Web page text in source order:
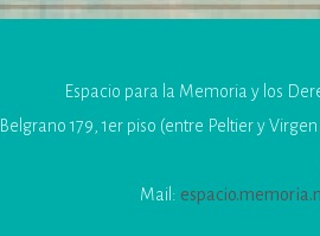
Espacio para la Memoria y los
Belgrano 179, 1er piso (entre Peltier y
Mail: